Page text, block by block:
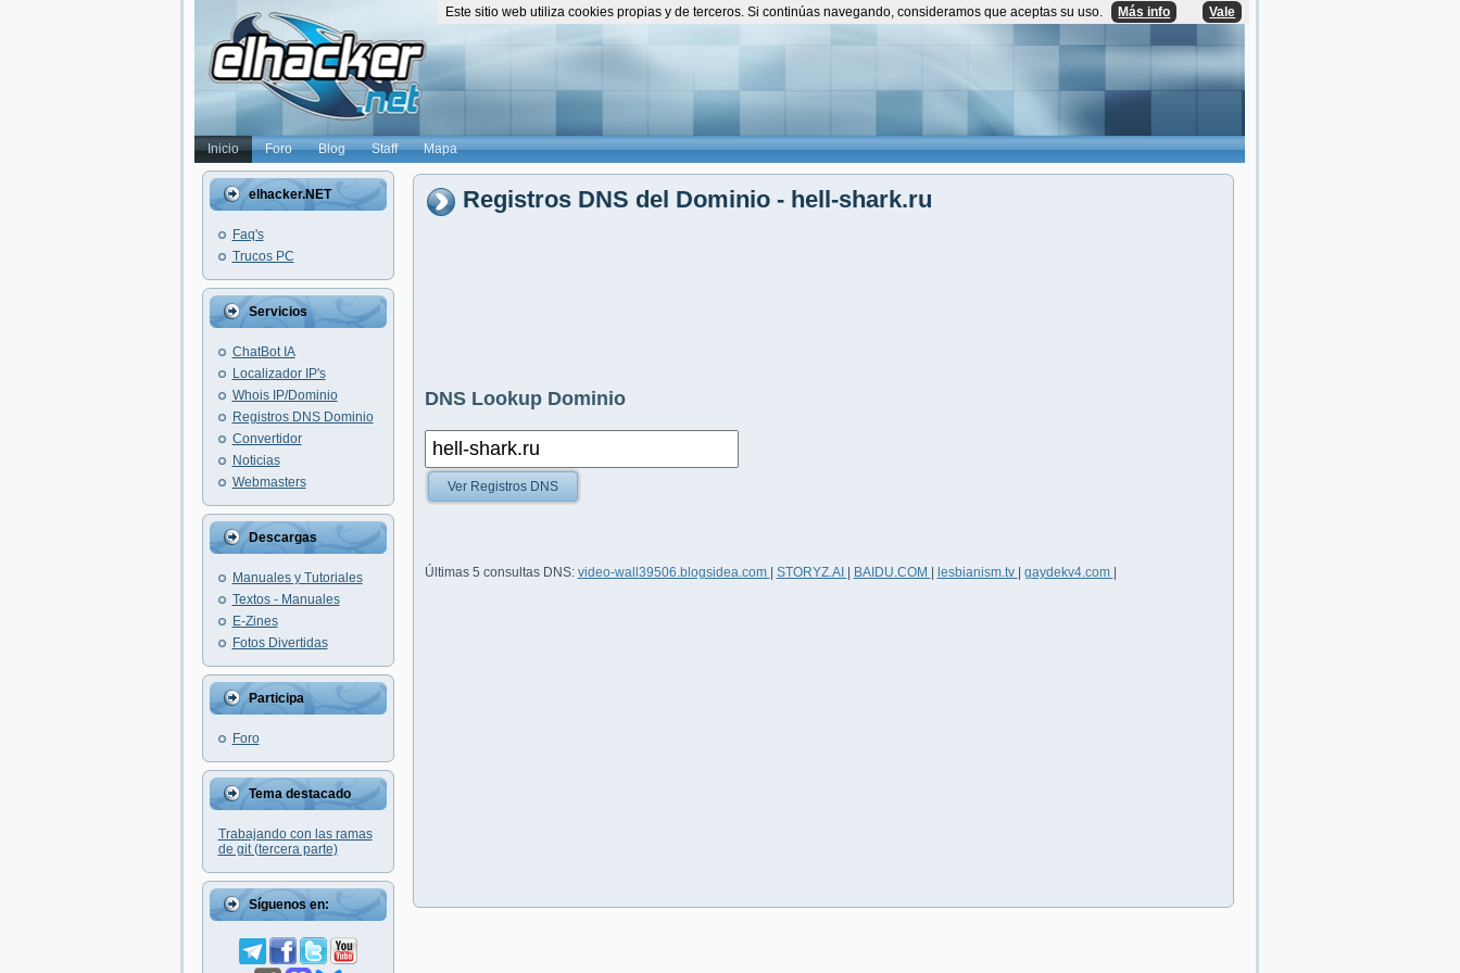
Inicio Foro Blog Staff Mapa
elhacker.NET
Faq's
Trucos PC
Servicios
ChatBot IA
Localizador IP's
Whois IP/Dominio
Registros DNS Dominio
Convertidor
Noticias
Webmasters
Descargas
Manuales y Tutoriales
Textos - Manuales
E-Zines
Fotos Divertidas
Participa
Foro
Tema destacado
Trabajando con las ramas
de git (tercera parte)
Síguenos en:
Registros DNS del Dominio - hell-shark.ru
DNS Lookup Dominio
Ver Registros DNS
Últimas 5 consultas DNS: video-wall39506.blogsidea.com STORYZ.AI BAIDU.COM lesbianism.tv gaydekv4.com
Este sitio web utiliza cookies propias y de terceros. Si continúas navegando, consideramos que aceptas su uso. Más info Vale